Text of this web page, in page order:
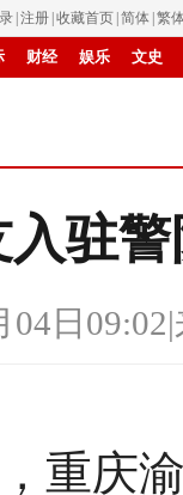
注册 收藏首页 简体 繁
财经 娱乐 文史
驻
04日09:02|
庆渝